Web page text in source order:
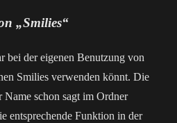
„Smilies“
bei der eigenen Benutzung von
Smilies verwenden könnt. Die
Name schon sagt im Ordner
entsprechende Funktion in der